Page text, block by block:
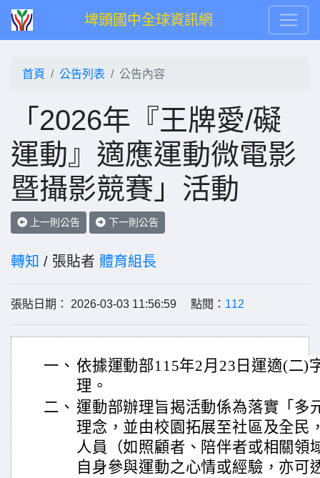
埤頭國中全球資訊網
首頁 公告列表 公告內容
「2026年『王牌愛/礙
運動』適應運動微電影
暨攝影競賽」活動
上一則公告 下一則公告
轉知 / 張貼者 體育組長
張貼日期： 2026-03-03 11:56:59 點閱： 112
一、 依據運動部115年2月23日運適(二)
理。
二、 運動部辦理旨揭活動係為落實「多
理念，並由校園拓展至社區及全民
人員（如照顧者、陪伴者或相關領
自身參與運動之心情或經驗，亦可